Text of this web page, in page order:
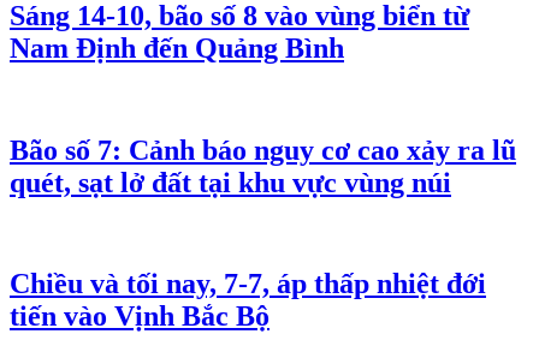
Sáng 14-10, bão số 8 vào vùng biển từ
Nam Định đến Quảng Bình
Bão số 7: Cảnh báo nguy cơ cao xảy ra lũ
quét, sạt lở đất tại khu vực vùng núi
Chiều và tối nay, 7-7, áp thấp nhiệt đới
tiến vào Vịnh Bắc Bộ